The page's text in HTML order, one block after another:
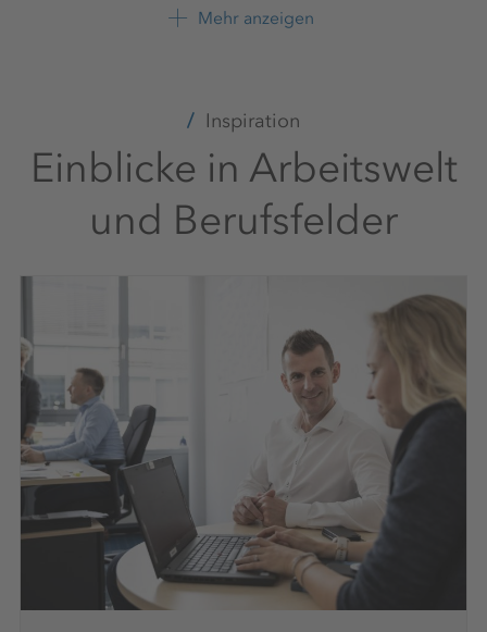
K+S Aktiengesellschaft
Mehr anzeigen
Inspiration
Einblicke in Arbeitswelt
und Berufsfelder